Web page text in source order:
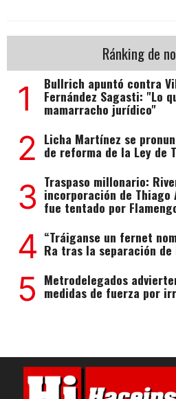
Ránking de
1 Bullrich apuntó contra
Fernández Sagasti: "Lo
mamarracho jurídico"
2 Licha Martínez se
de reforma de la Ley de
3 Traspaso millonario:
incorporación de Thiago
fue tentado por
4 “Tráiganse un fernet
Ra tras la separación de
5 Metrodelegados
medidas de fuerza por